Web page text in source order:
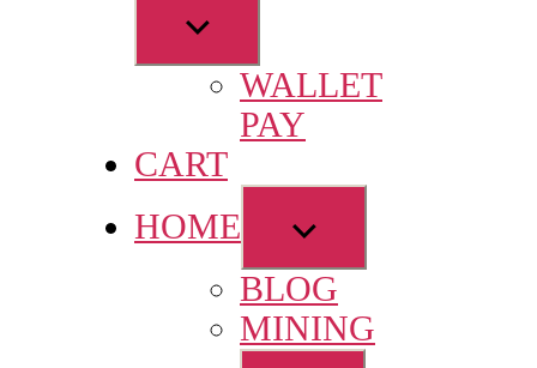
Show
sub
menuWALLET
PAY
CART
HOME
Show
sub
menu
BLOG
MINING